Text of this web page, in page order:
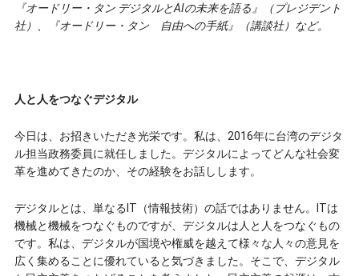
『オードリー・タン デジタルとAIの未来を語る』（プレジデント
社）、『オードリー・タン 自由への手紙』（講談社）など。
人と人をつなぐデジタル
今日は、お招きいただき光栄です。私は、2016年に台湾のデジタ
ル担当政務委員に就任しました。デジタルによってどんな社会変
革を進めてきたのか、その経験をお話しします。
デジタルとは、単なるI‌T（情報技術）の話ではありません。I‌Tは
機械と機械をつなぐものですが、デジタルは人と人をつなぐもの
です。私は、デジタルが国境や権威を越えて様々な人々の意見を
広く集めることに優れていると気づきました。そこで、デジタル